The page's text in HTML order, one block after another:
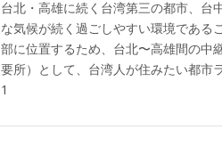
台北・高雄に続く台湾第三の都市、台
な気候が続く過ごしやすい環境である
部に位置するため、台北〜高雄間の中
要所）として、台湾人が住みたい都市
1